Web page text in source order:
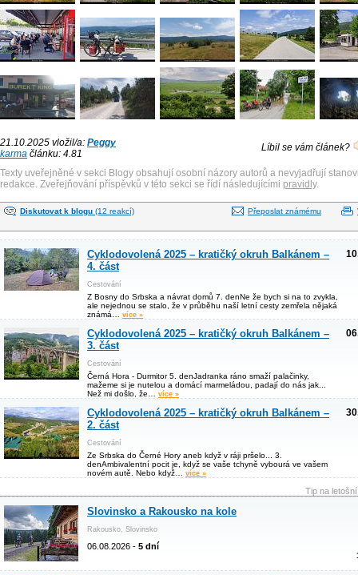
21.10.2025 vložil/a: Peggy
karma článku: 4.81
Líbil se vám článek?
Texty uveřejněné v sekci Blogy obsahují osobní názory autorů a nevyjadřují
redakce. Zveřejňování příspěvků v této sekci se řídí následujícími pravidly.
Diskutovat k blogu (12 reakcí) Přeposlat známému
Cyklodovolená 2025 – kratičký okruh Balkánem –
4. část
Cestování
Z Bosny do Srbska a návrat domů 7. denNe že bych si na to zvykla,
ale nejednou se stalo, že v průběhu naší letní cesty zemřela nějaká
známá… více »
Cyklodovolená 2025 – kratičký okruh Balkánem –
3. část
Cestování
Černá Hora - Durmitor 5. denJadranka ráno smaží palačinky,
mažeme si je nutelou a domácí marmeládou, padají do nás jak...
Než mi došlo, že… více »
Cyklodovolená 2025 – kratičký okruh Balkánem –
2. část
Cestování
Ze Srbska do Černé Hory aneb když v ráji pršelo... 3.
denAmbivalentní pocit je, když se vaše tchyně vybourá ve vašem
novém autě. Nebo když… více »
Tip na
Slovinsko a Rakousko na kole
Rakousko, Slovinsko
06.08.2026 - 5 dní